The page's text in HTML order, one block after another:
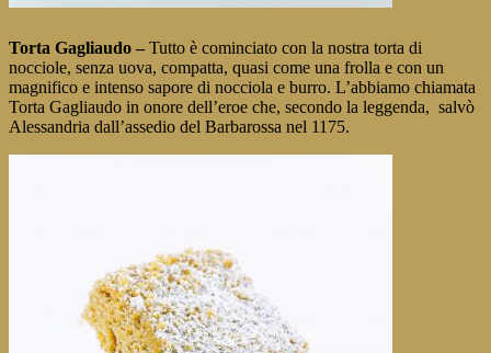
Torta Gagliaudo – Tutto è cominciato con la nostra torta di
nocciole, senza uova, compatta, quasi come una frolla e con un
magnifico e intenso sapore di nocciola e burro. L’abbiamo chiamata
Torta Gagliaudo in onore dell’eroe che, secondo la leggenda, salvò
Alessandria dall’assedio del Barbarossa nel 1175.